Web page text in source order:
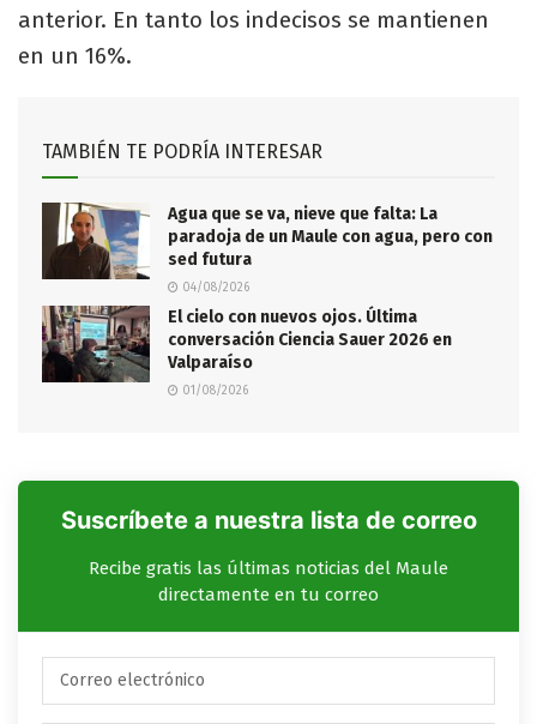
anterior. En tanto los indecisos se mantienen
en un 16%.
TAMBIÉN TE PODRÍA INTERESAR
Agua que se va, nieve que falta: La
paradoja de un Maule con agua, pero con
sed futura
04/08/2026
El cielo con nuevos ojos. Última
conversación Ciencia Sauer 2026 en
Valparaíso
01/08/2026
Suscríbete a nuestra lista de correo
Recibe gratis las últimas noticias del Maule
directamente en tu correo